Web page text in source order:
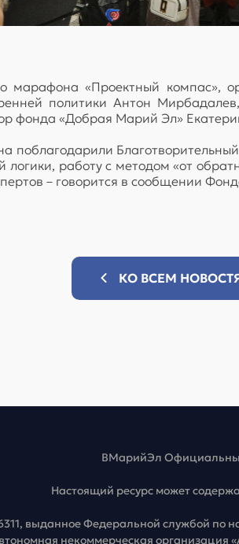
марафона «Проектный компас»,
политики Антон
фонда «Добрая Марий Эл»
поблагодарили
работу с методом «от
– говорится в сообщении
КО ВСЕМ
ВМарийЭл
Настоящий ресурс может
выданное Федеральной службой по
некоммерческая организация